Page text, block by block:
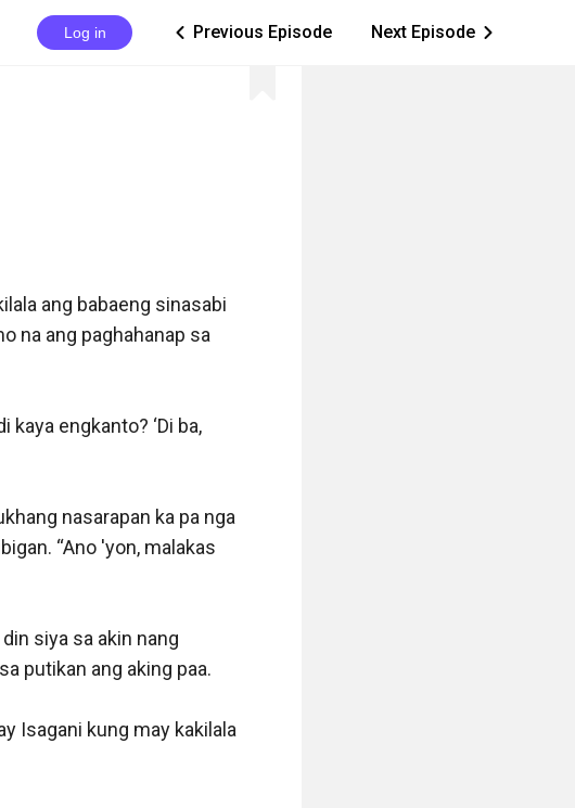
Log in ic_arrow_left Previous Episode Next Episode ic_arrow_right
ang babaeng sinasabi
na ang paghahanap sa
kaya engkanto? ‘Di ba,
nasarapan ka pa nga
“Ano 'yon, malakas
siya sa akin nang
putikan ang aking paa.
Isagani kung may kakilala